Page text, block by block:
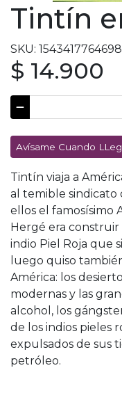
Tintín
SKU: 1543417764698
$ 14.900
Avísame Cuando
Tintín viaja a
al temible sindicato
ellos el famosísimo
Hergé era
indio Piel Roja que
luego quiso
América: los
modernas y las
alcohol, los
de los indios pieles
expulsados de sus
petróleo.